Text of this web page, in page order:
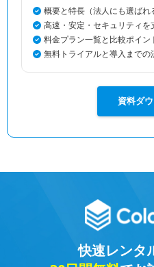
概要と特長（法人にも選ばれ
高速・安定・セキュリティを
料金プラン一覧と比較ポイン
無料トライアルと導入までの
資料ダ
快速レンタ